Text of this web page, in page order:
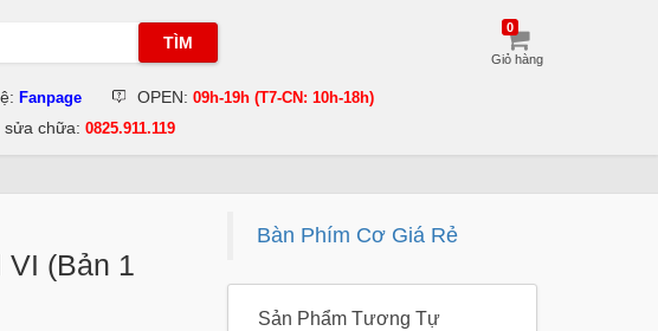
TÌM
Giỏ hàng
0
Fanpage OPEN:09h-19h (T7-CN: 10h-18h)
sửa chữa:0825.911.119
VI (Bản 1
Bàn Phím Cơ Giá Rẻ
Sản Phẩm Tương Tự